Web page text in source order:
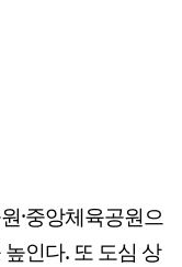
·중앙체육공원으
인다. 또 도심 상